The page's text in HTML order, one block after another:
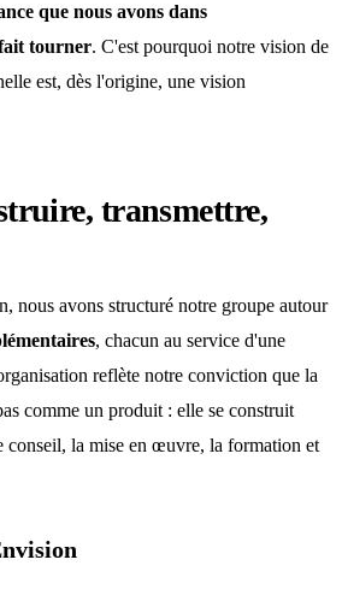
que nous avons dans
tourner. C'est pourquoi notre vision de
est, dès l'origine, une vision
transmettre,
nous avons structuré notre groupe autour
, chacun au service d'une
reflète notre conviction que la
comme un produit : elle se construit
conseil, la mise en œuvre, la formation et